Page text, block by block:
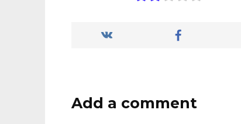
Add a comment